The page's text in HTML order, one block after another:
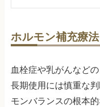
ホルモン補充療法
血栓症や乳がんなど
長期使用には慎重な
モンバランスの根本